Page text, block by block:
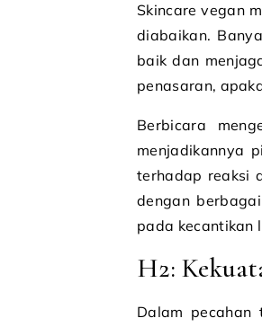
Skincare vegan
diabaikan.
baik dan
penasaran,
Berbicara
menjadikannya
terhadap reaksi
dengan
pada kecantikan
H2:
Dalam pecahan